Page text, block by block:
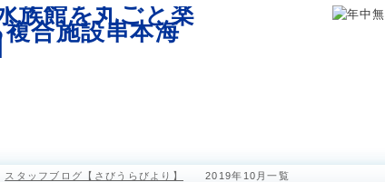
スタッフブログ【さびうらびより】 2019年10月一覧